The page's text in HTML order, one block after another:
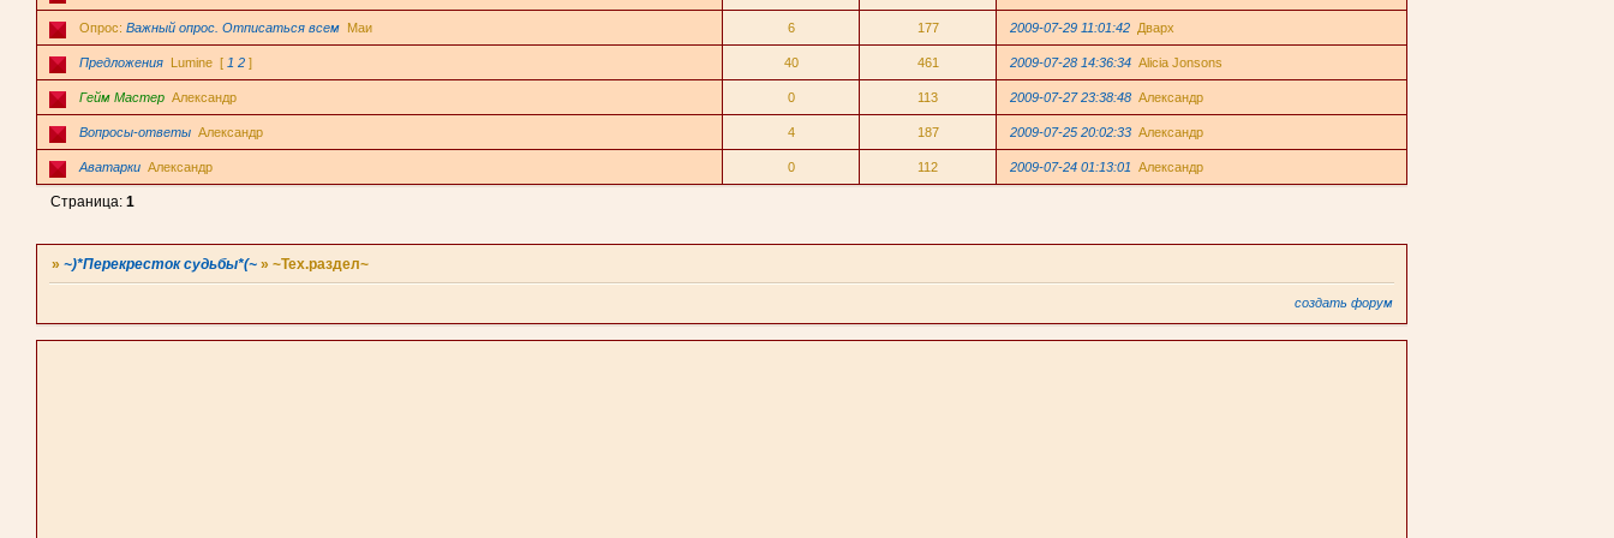
Опрос: Важный опрос. Отписаться всем Маи 6 177 2009-07-29 11:01:42 Дварх
Предложения Lumine [ 1 2 ] 40 461 2009-07-28 14:36:34 Alicia Jonsons
Гейм Мастер Александр 0 113 2009-07-27 23:38:48 Александр
Вопросы-ответы Александр 4 187 2009-07-25 20:02:33 Александр
Аватарки Александр 0 112 2009-07-24 01:13:01 Александр
Страница:1
»~)*Перекресток судьбы*(~ »~Тех.раздел~
создать форум